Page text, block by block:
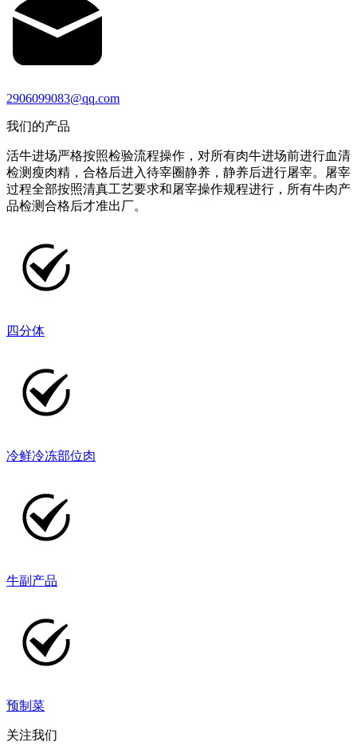
2906099083@qq.com
我们的产品
活牛进场严格按照检验流程操作，对所有肉牛进场前进行血清
检测瘦肉精，合格后进入待宰圈静养，静养后进行屠宰。屠宰
过程全部按照清真工艺要求和屠宰操作规程进行，所有牛肉产
品检测合格后才准出厂。
四分体
冷鲜冷冻部位肉
牛副产品
预制菜
关注我们